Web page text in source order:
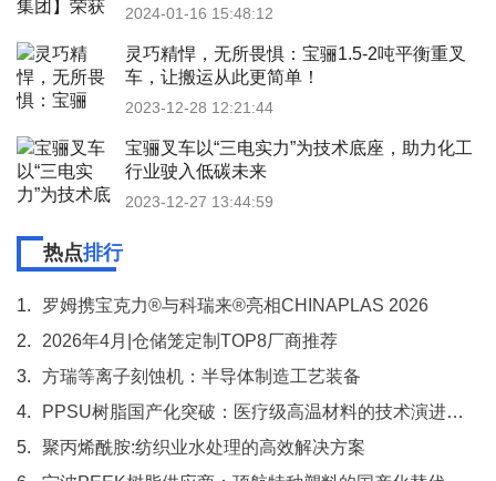
2024-01-16 15:48:12
灵巧精悍，无所畏惧：宝骊1.5-2吨平衡重叉
车，让搬运从此更简单！
2023-12-28 12:21:44
宝骊叉车以“三电实力”为技术底座，助力化工
行业驶入低碳未来
2023-12-27 13:44:59
热点排行
1.
罗姆携宝克力®与科瑞来®亮相CHINAPLAS 2026
2.
2026年4月|仓储笼定制TOP8厂商推荐
3.
方瑞等离子刻蚀机：半导体制造工艺装备
4.
PPSU树脂国产化突破：医疗级高温材料的技术演进与应用前景
5.
聚丙烯酰胺:纺织业水处理的高效解决方案